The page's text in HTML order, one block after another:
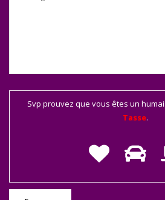
Svp prouvez que vous êtes un
Tasse.